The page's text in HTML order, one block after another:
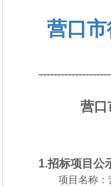
营口
营口
1.招标项目公
项目名称：